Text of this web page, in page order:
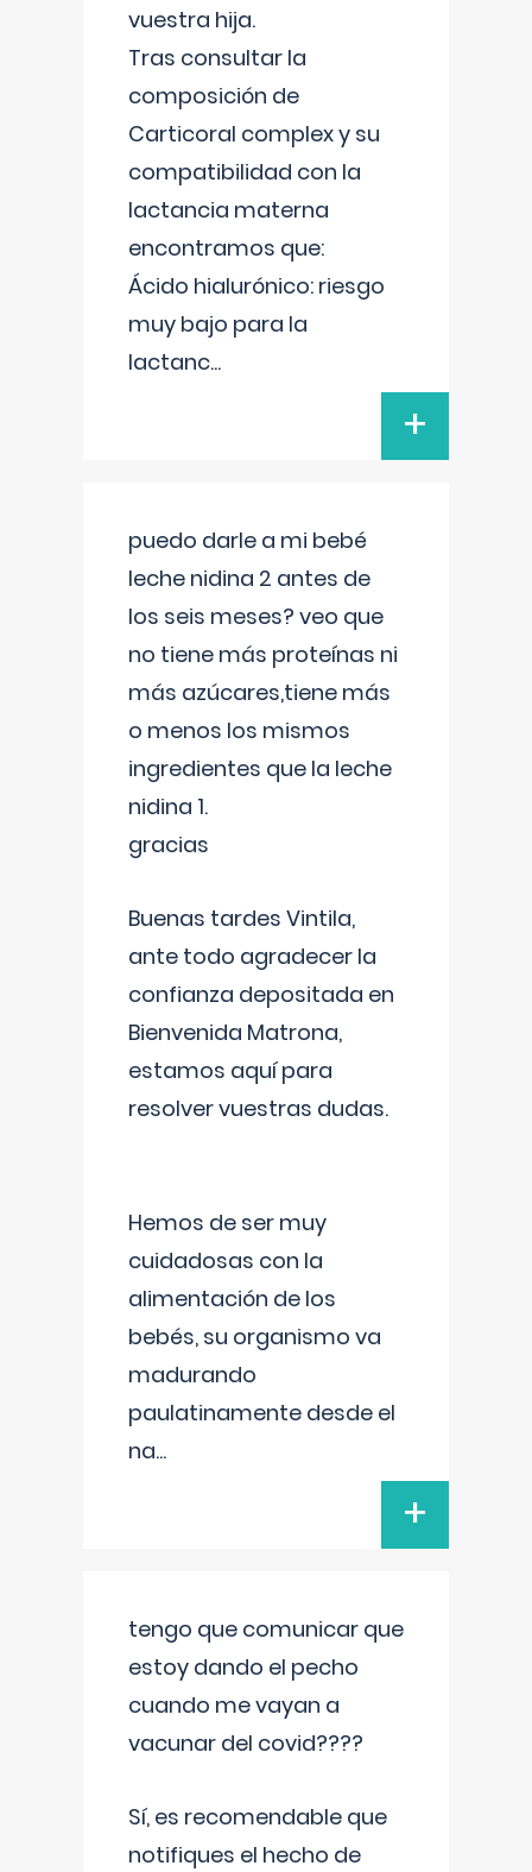
vuestra hija.
Tras consultar la
composición de
Carticoral complex y su
compatibilidad con la
lactancia materna
encontramos que:
Ácido hialurónico: riesgo
muy bajo para la
lactanc...
+
puedo darle a mi bebé
leche nidina 2 antes de
los seis meses? veo que
no tiene más proteínas ni
más azúcares,tiene más
o menos los mismos
ingredientes que la leche
nidina 1.
gracias
Buenas tardes Vintila,
ante todo agradecer la
confianza depositada en
Bienvenida Matrona,
estamos aquí para
resolver vuestras dudas.
Hemos de ser muy
cuidadosas con la
alimentación de los
bebés, su organismo va
madurando
paulatinamente desde el
na...
+
tengo que comunicar que
estoy dando el pecho
cuando me vayan a
vacunar del covid????
Sí, es recomendable que
notifiques el hecho de